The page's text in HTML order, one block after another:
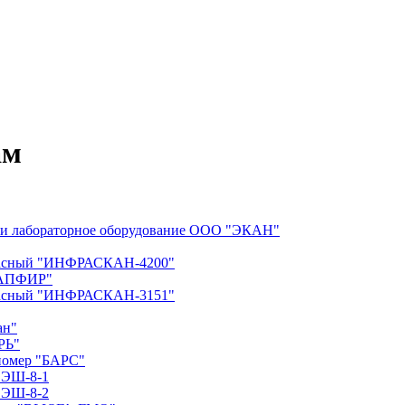
и лабораторное оборудование ООО "ЭКАН"
"ИНФРАСКАН-4200"
"ИНФРАСКАН-3151"
"БАРС"
8-1
8-2